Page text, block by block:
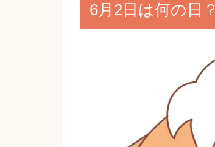
6月2日は何の日？